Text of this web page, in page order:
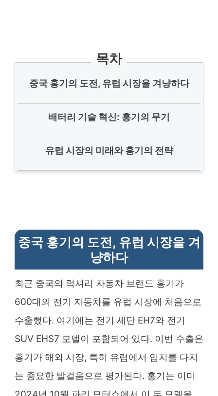
목차
중국 홍기의 도전, 유럽 시장을 겨냥하다
배터리 기술 혁신: 홍기의 무기
유럽 시장의 미래와 홍기의 전략
중국 홍기의 도전, 유럽 시장을 겨
냥하다
최근 중국의 럭셔리 자동차 브랜드 홍기가
600대의 전기 자동차를 유럽 시장에 처음으로
수출했다. 여기에는 전기 세단 EH7와 전기
SUV EHS7 모델이 포함되어 있다. 이번 수출은
홍기가 해외 시장, 특히 유럽에서 입지를 다지
는 중요한 발걸음으로 평가된다. 홍기는 이미